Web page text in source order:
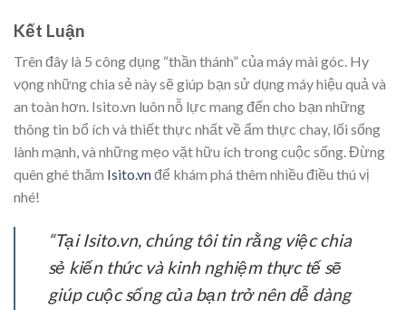
Kết Luận
Trên đây là 5 công dụng “thần thánh” của máy mài góc. Hy
vọng những chia sẻ này sẽ giúp bạn sử dụng máy hiệu quả và
an toàn hơn. Isito.vn luôn nỗ lực mang đến cho bạn những
thông tin bổ ích và thiết thực nhất về ẩm thực chay, lối sống
lành mạnh, và những mẹo vặt hữu ích trong cuộc sống. Đừng
quên ghé thăm Isito.vnđể khám phá thêm nhiều điều thú vị
nhé!
“Tại Isito.vn, chúng tôi tin rằng việc chia
sẻ kiến thức và kinh nghiệm thực tế sẽ
giúp cuộc sống của bạn trở nên dễ dàng